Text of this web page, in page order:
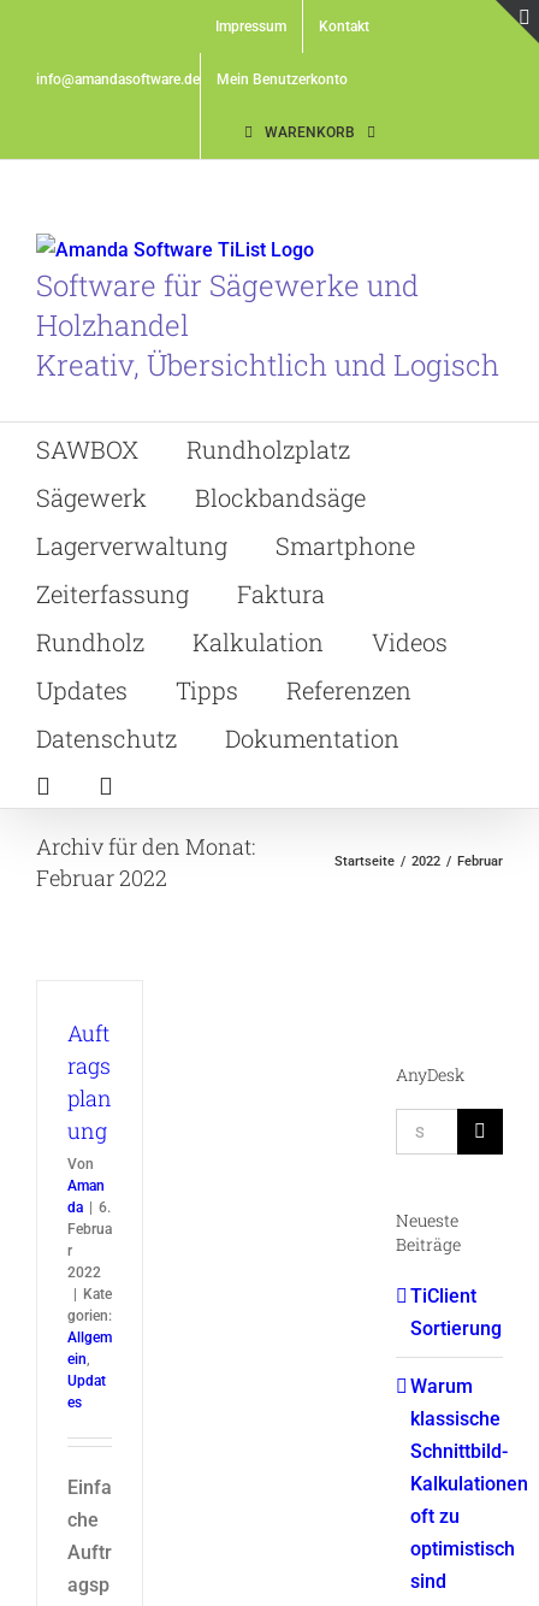
contentinfo@amandasoftware.de
Impressum Kontakt
Mein Benutzerkonto
WARENKORB
Software für Sägewerke und
Holzhandel
Kreativ, Übersichtlich und Logisch
SAWBOX
Rundholzplatz
Sägewerk
Blockbandsäge
Lagerverwaltung
Smartphone
Zeiterfassung
Faktura
Rundholz
Kalkulation
Videos
Updates
Tipps
Referenzen
Datenschutz
Dokumentation
Archiv für den Monat:
Februar 2022
Startseite 2022 Februar
Auft
rags
plan
ung
Von
Aman
da
6.
Februa
r
2022
Kate
gorien:
Allgem
ein,
Updat
es
Einfa
che
Auftr
agsp
AnyDesk
Suche
nach:
Neueste
Beiträge
TiClient
Sortierung
Warum
klassische
Schnittbild-
Kalkulationen
oft zu
optimistisch
sind